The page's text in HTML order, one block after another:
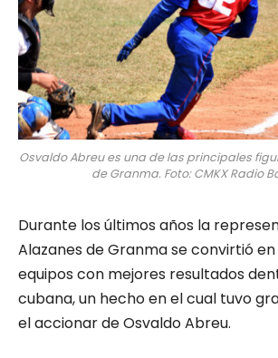
Osvaldo Abreu es una de las principales
de Granma. Foto: CMKX Radio
Durante los últimos años la
Alazanes de Granma se convirtió en
equipos con mejores resultados
cubana, un hecho en el cual tuvo
el accionar de Osvaldo Abreu.